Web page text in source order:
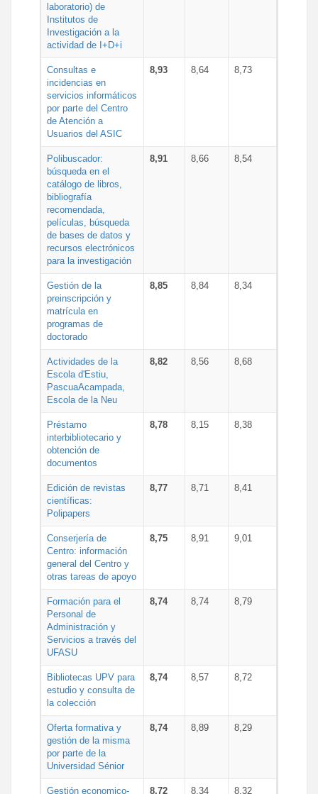
laboratorio) de
Institutos de
Investigación a la
actividad de I+D+i
Consultas e
incidencias en
servicios informáticos
por parte del Centro
de Atención a
Usuarios del ASIC
8,93 8,64 8,73
Polibuscador:
búsqueda en el
catálogo de libros,
bibliografía
recomendada,
películas, búsqueda
de bases de datos y
recursos electrónicos
para la investigación
8,91 8,66 8,54
Gestión de la
preinscripción y
matrícula en
programas de
doctorado
8,85 8,84 8,34
Actividades de la
Escola d'Estiu,
PascuaAcampada,
Escola de la Neu
8,82 8,56 8,68
Préstamo
interbibliotecario y
obtención de
documentos
8,78 8,15 8,38
Edición de revistas
científicas:
Polipapers
8,77 8,71 8,41
Conserjería de
Centro: información
general del Centro y
otras tareas de apoyo
8,75 8,91 9,01
Formación para el
Personal de
Administración y
Servicios a través del
UFASU
8,74 8,74 8,79
Bibliotecas UPV para
estudio y consulta de
la colección
8,74 8,57 8,72
Oferta formativa y
gestión de la misma
por parte de la
Universidad Sénior
8,74 8,89 8,29
Gestión economico- 8,72 8,34 8,32